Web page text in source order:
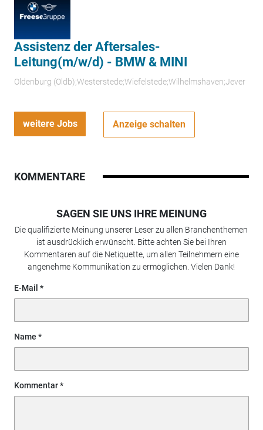
Assistenz der Aftersales-
Leitung(m/w/d) - BMW & MINI
Oldenburg (Oldb);Westerstede;Wiefelstede;Wilhelmshaven;Jever
weitere Jobs Anzeige schalten
KOMMENTARE
SAGEN SIE UNS IHRE MEINUNG
Die qualifizierte Meinung unserer Leser zu allen Branchenthemen
ist ausdrücklich erwünscht. Bitte achten Sie bei Ihren
Kommentaren auf die Netiquette, um allen Teilnehmern eine
angenehme Kommunikation zu ermöglichen. Vielen Dank!
E-Mail
Name
Kommentar